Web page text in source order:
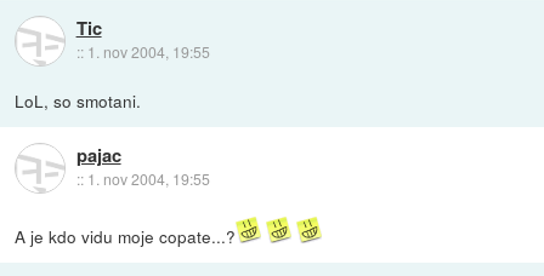
Tic
:: 1. nov 2004, 19:55
LoL, so smotani.
pajac
:: 1. nov 2004, 19:55
A je kdo vidu moje copate...?